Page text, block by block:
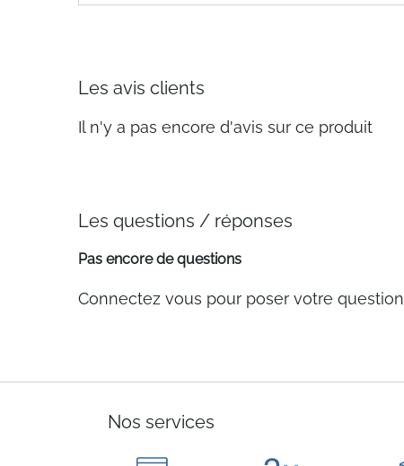
Les avis clients
Il n'y a pas encore d'avis sur ce produit
Les questions / réponses
Pas encore de questions
Connectez vous pour poser votre question
Nos services